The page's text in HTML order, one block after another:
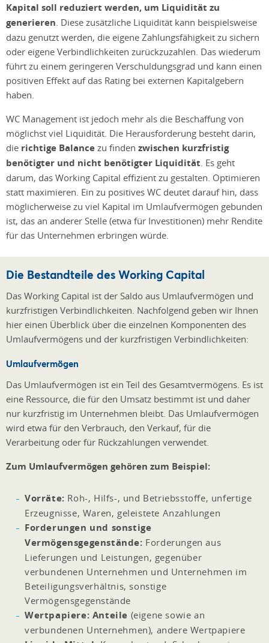
Kapital soll reduziert werden, um Liquidität zu
generieren . Diese zusätzliche Liquidität kann beispielsweise
dazu genutzt werden, die eigene Zahlungsfähigkeit zu sichern
oder eigene Verbindlichkeiten zurückzuzahlen. Das wiederum
führt zu einem geringeren Verschuldungsgrad und kann einen
positiven Effekt auf das Rating bei externen Kapitalgebern
haben.
WC Management ist jedoch mehr als die Beschaffung von
möglichst viel Liquidität. Die Herausforderung besteht darin,
die richtige Balance zu finden zwischen kurzfristig
benötigter und nicht benötigter Liquidität . Es geht
darum, das Working Capital effizient zu gestalten. Optimieren
statt maximieren. Ein zu positives WC deutet darauf hin, dass
möglicherweise zu viel Kapital im Umlaufvermögen gebunden
ist, das an anderer Stelle (etwa für Investitionen) mehr Rendite
für das Unternehmen erbringen würde.
Die Bestandteile des Working Capital
Das Working Capital ist der Saldo aus Umlaufvermögen und
kurzfristigen Verbindlichkeiten. Nachfolgend geben wir Ihnen
hier einen Überblick über die einzelnen Komponenten des
Umlaufvermögens und der kurzfristigen Verbindlichkeiten:
Umlaufvermögen
Das Umlaufvermögen ist ein Teil des Gesamtvermögens. Es ist
eine Ressource, die für den Umsatz bestimmt ist und daher
nur kurzfristig im Unternehmen bleibt. Das Umlaufvermögen
wird etwa für den Verbrauch, den Verkauf, für die
Verarbeitung oder für Rückzahlungen verwendet.
Zum Umlaufvermögen gehören zum Beispiel:
Vorräte: Roh-, Hilfs-, und Betriebsstoffe, unfertige
Erzeugnisse, Waren, geleistete Anzahlungen
Forderungen und sonstige
Vermögensgegenstände: Forderungen aus
Lieferungen und Leistungen, gegenüber
verbundenen Unternehmen und Unternehmen im
Beteiligungsverhältnis, sonstige
Vermögensgegenstände
Wertpapiere: Anteile (eigene sowie an
verbundenen Unternehmen), andere Wertpapiere